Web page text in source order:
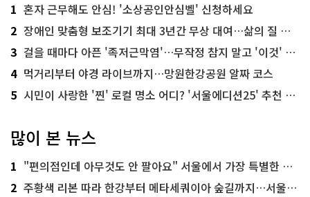
1 혼자 근무해도 안심! '소상공인안심벨' 신청하세요
2 장애인 맞춤형 보조기기 최대 3년간 무상 대여…삶의 질 높인다
3 걸을 때마다 아픈 '족저근막염'…무작정 참지 말고 '이것' 해보세요!
4 먹거리부터 야경 라이브까지…망원한강공원 알짜 코스
5 시민이 사랑한 '찐' 로컬 명소 어디? '서울에디션25' 추천 코스
많이 본 뉴스
1 "편의점인데 아무것도 안 팔아요" 서울에서 가장 특별한 편의점의 정체
2 주황색 리본 따라 한강부터 메타세쿼이아 숲길까지…서울둘레길 15코스